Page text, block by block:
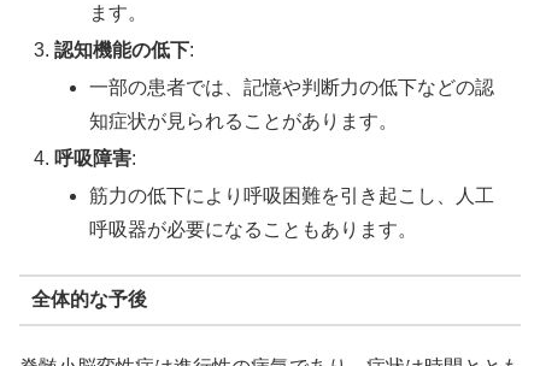
ます。
認知機能の低下:
一部の患者では、記憶や判断力の低下などの認
知症状が見られることがあります。
呼吸障害:
筋力の低下により呼吸困難を引き起こし、人工
呼吸器が必要になることもあります。
全体的な予後